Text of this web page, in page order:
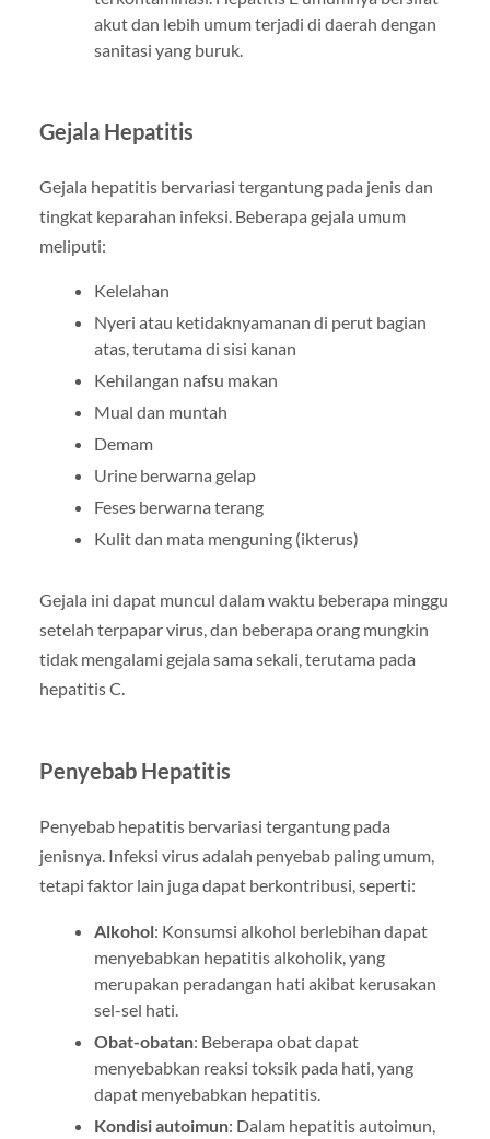
akut dan lebih umum terjadi di daerah dengan
sanitasi yang buruk.
Gejala Hepatitis
Gejala hepatitis bervariasi tergantung pada jenis dan
tingkat keparahan infeksi. Beberapa gejala umum
meliputi:
Kelelahan
Nyeri atau ketidaknyamanan di perut bagian
atas, terutama di sisi kanan
Kehilangan nafsu makan
Mual dan muntah
Demam
Urine berwarna gelap
Feses berwarna terang
Kulit dan mata menguning (ikterus)
Gejala ini dapat muncul dalam waktu beberapa minggu
setelah terpapar virus, dan beberapa orang mungkin
tidak mengalami gejala sama sekali, terutama pada
hepatitis C.
Penyebab Hepatitis
Penyebab hepatitis bervariasi tergantung pada
jenisnya. Infeksi virus adalah penyebab paling umum,
tetapi faktor lain juga dapat berkontribusi, seperti:
Alkohol: Konsumsi alkohol berlebihan dapat
menyebabkan hepatitis alkoholik, yang
merupakan peradangan hati akibat kerusakan
sel-sel hati.
Obat-obatan: Beberapa obat dapat
menyebabkan reaksi toksik pada hati, yang
dapat menyebabkan hepatitis.
Kondisi autoimun: Dalam hepatitis autoimun,